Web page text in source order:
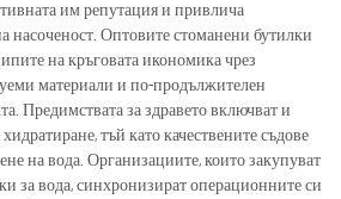
им репутация и привлича
насоченост. Оптовите стоманени бутилки
на кръговата икономика чрез
материали и по-продължителен
Предимствата за здравето включват и
тъй като качествените съдове
на вода. Организациите, които закупуват
за вода, синхронизират операционните си